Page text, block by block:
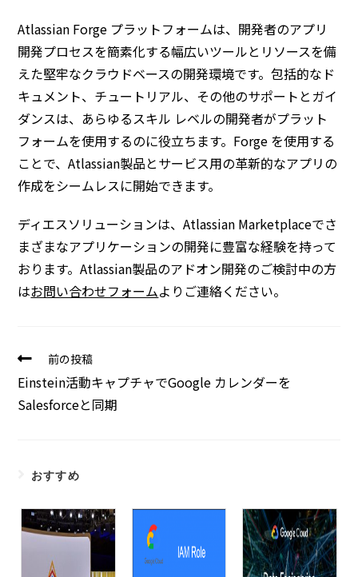
Atlassian Forge プラットフォームは、開発者のアプリ
開発プロセスを簡素化する幅広いツールとリソースを備
えた堅牢なクラウドベースの開発環境です。包括的なド
キュメント、チュートリアル、その他のサポートとガイ
ダンスは、あらゆるスキル レベルの開発者がプラット
フォームを使用するのに役立ちます。Forge を使用する
ことで、Atlassian製品とサービス用の革新的なアプリの
作成をシームレスに開始できます。
ディエスソリューションは、Atlassian Marketplaceでさ
まざまなアプリケーションの開発に豊富な経験を持って
おります。Atlassian製品のアドオン開発のご検討中の方
はお問い合わせフォームよりご連絡ください。
前の投稿
Einstein活動キャプチャでGoogle カレンダーを
Salesforceと同期
おすすめ